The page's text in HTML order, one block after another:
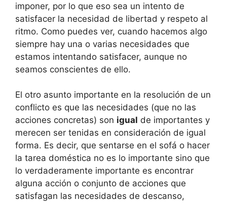
imponer, por lo que eso sea un intento de
satisfacer la necesidad de libertad y respeto al
ritmo. Como puedes ver, cuando hacemos algo
siempre hay una o varias necesidades que
estamos intentando satisfacer, aunque no
seamos conscientes de ello.
El otro asunto importante en la resolución de un
conflicto es que las necesidades (que no las
acciones concretas) son igual de importantes y
merecen ser tenidas en consideración de igual
forma. Es decir, que sentarse en el sofá o hacer
la tarea doméstica no es lo importante sino que
lo verdaderamente importante es encontrar
alguna acción o conjunto de acciones que
satisfagan las necesidades de descanso,